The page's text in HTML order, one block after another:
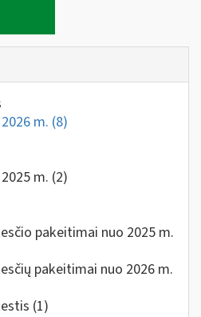
m. (8)
m. (2)
pakeitimai nuo 2025 m.
pakeitimai nuo 2026 m.
(1)